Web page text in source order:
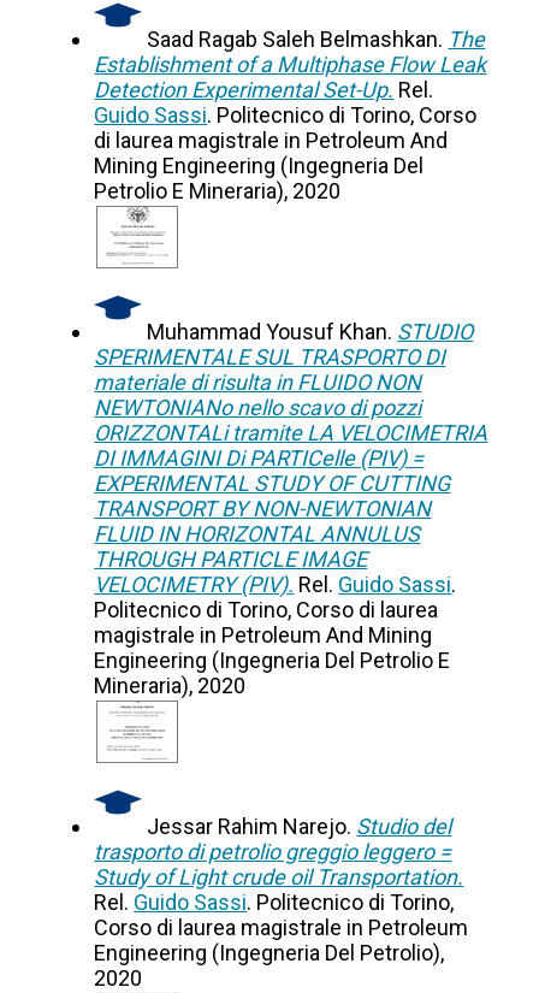
Saad Ragab Saleh Belmashkan. The
Establishment of a Multiphase Flow Leak
Detection Experimental Set-Up. Rel.
Guido Sassi. Politecnico di Torino, Corso
di laurea magistrale in Petroleum And
Mining Engineering (Ingegneria Del
Petrolio E Mineraria), 2020
Muhammad Yousuf Khan. STUDIO
SPERIMENTALE SUL TRASPORTO DI
materiale di risulta in FLUIDO NON
NEWTONIANo nello scavo di pozzi
ORIZZONTALi tramite LA VELOCIMETRIA
DI IMMAGINI Di PARTICelle (PIV) =
EXPERIMENTAL STUDY OF CUTTING
TRANSPORT BY NON-NEWTONIAN
FLUID IN HORIZONTAL ANNULUS
THROUGH PARTICLE IMAGE
VELOCIMETRY (PIV). Rel. Guido Sassi.
Politecnico di Torino, Corso di laurea
magistrale in Petroleum And Mining
Engineering (Ingegneria Del Petrolio E
Mineraria), 2020
Jessar Rahim Narejo. Studio del
trasporto di petrolio greggio leggero =
Study of Light crude oil Transportation.
Rel. Guido Sassi. Politecnico di Torino,
Corso di laurea magistrale in Petroleum
Engineering (Ingegneria Del Petrolio),
2020